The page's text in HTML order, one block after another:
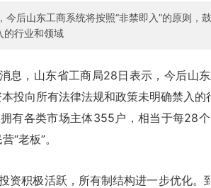
今后山东工商系统将按照“非禁即入”的原则，
的行业和领域
，山东省工商局28日表示，今后山东
投向所有法律法规和政策未明确禁入
有各类市场主体355户，相当于每28
“老板”。
积极活跃，所有制结构进一步优化。